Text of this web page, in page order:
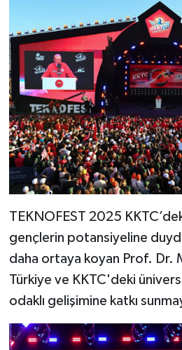
TEKNOFEST 2025
gençlerin potansiyeline
daha ortaya koyan Prof. Dr.
Türkiye ve KKTC'deki
odaklı gelişimine katkı